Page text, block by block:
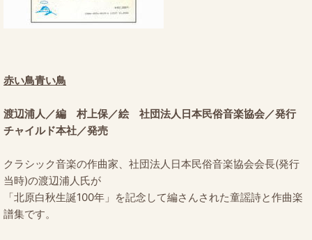
赤い鳥青い鳥
渡辺浦人／編 村上保／絵 社団法人日本民俗音楽協会／発行
チャイルド本社／発売
クラシック音楽の作曲家、社団法人日本民俗音楽協会会長(発行
当時)の渡辺浦人氏が
「北原白秋生誕100年」を記念して編さんされた童謡詩と作曲楽
譜集です。